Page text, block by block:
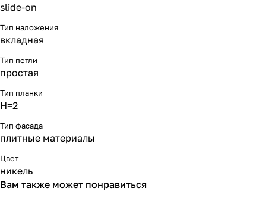
slide-on
Тип наложения
вкладная
Тип петли
простая
Тип планки
Н=2
Тип фасада
плитные материалы
Цвет
никель
Вам также может понравиться